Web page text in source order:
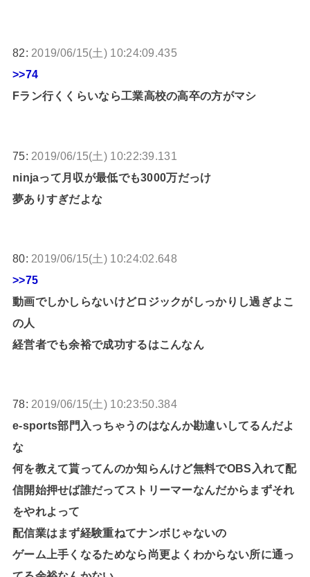
82: 2019/06/15(土) 10:24:09.435
>>74
Fラン行くくらいなら工業高校の高卒の方がマシ
75: 2019/06/15(土) 10:22:39.131
ninjaって月収が最低でも3000万だっけ
夢ありすぎだよな
80: 2019/06/15(土) 10:24:02.648
>>75
動画でしかしらないけどロジックがしっかりし過ぎよこ
の人
経営者でも余裕で成功するはこんなん
78: 2019/06/15(土) 10:23:50.384
e-sports部門入っちゃうのはなんか勘違いしてるんだよ
な
何を教えて貰ってんのか知らんけど無料でOBS入れて配
信開始押せば誰だってストリーマーなんだからまずそれ
をやれよって
配信業はまず経験重ねてナンボじゃないの
ゲーム上手くなるためなら尚更よくわからない所に通っ